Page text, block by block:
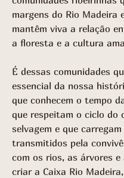
margens do Rio Madeira
mantêm viva a relação
a floresta e a cultura
É dessas comunidades
essencial da nossa
que conhecem o tempo
que respeitam o ciclo do
selvagem e que
transmitidos pela
com os rios, as árvores
criar a Caixa Rio